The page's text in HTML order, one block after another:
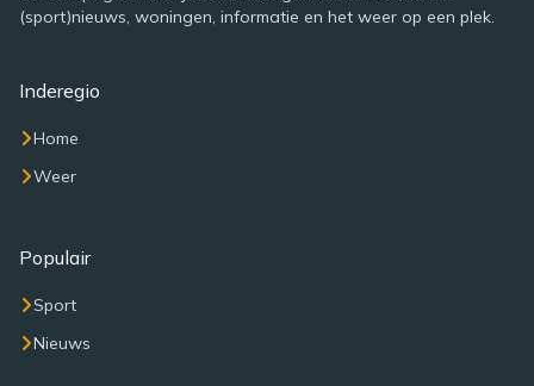
(sport)nieuws, woningen, informatie en het weer op een plek.
Inderegio
Home
Weer
Populair
Sport
Nieuws